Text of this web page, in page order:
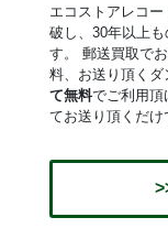
エコストアレコ
破し、30年以上
す。 郵送買取で
料、お送り頂く
て無料でご利用頂
てお送り頂くだけ